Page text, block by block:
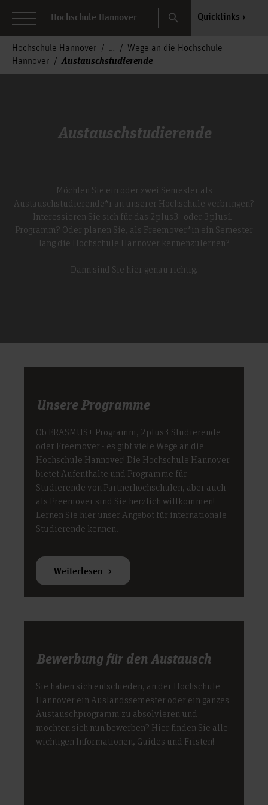
Hochschule Hannover Search Quicklinks
Hochschule Hannover
Wege an die Hochschule
Hannover
Austauschstudierende
Austauschstudierende
Möchten Sie ein oder zwei Semester als
Austauschstudierende*r an unserer Hochschule verbringen?
Interessieren Sie sich für das 2plus3- oder 3plus1-
Programm? Oder planen Sie, als Freemover*in ein Semester
lang die Hochschule Hannover kennenzulernen?
Dann sind Sie hier genau richtig.
Unsere Programme
Ob ERASMUS+ Programm, 2plus3 Studierende
oder Freemover - es gibt viele Wege an die
Hochschule Hannover! Die Hochschule Hannover
bietet Aufenthalte und Programme für
Studierende von Partnerhochschulen, aber auch
als Freemover sind Sie herzlich willkommen!
Lernen Sie hier unser Angebot für internationale
Studierende kennen.
Weiterlesen
Bewerbung für den Austausch
Sie haben sich entschieden, an der Hochschule
Hannover ein Auslandssemester oder ein ganzes
Austauschprogramm zu absolvieren und
möchten sich nun bewerben? Hier finden Sie alle
wichtigen Informationen, Guides und Fristen!